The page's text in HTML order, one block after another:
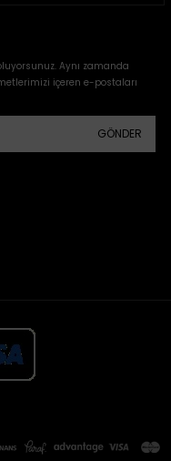
Aynı zamanda
içeren e-postaları
GÖNDER